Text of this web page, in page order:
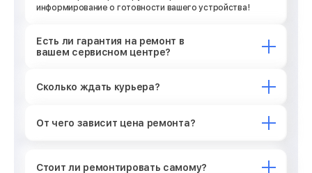
информирование о готовности вашего устройства!
Есть ли гарантия на ремонт в
вашем сервисном центре?
Сколько ждать курьера?
От чего зависит цена ремонта?
Стоит ли ремонтировать самому?